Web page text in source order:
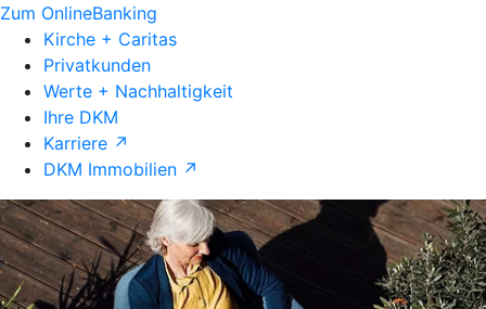
Zum OnlineBanking
Kirche + Caritas
Privatkunden
Werte + Nachhaltigkeit
Ihre DKM
Karriere ↗
DKM Immobilien ↗